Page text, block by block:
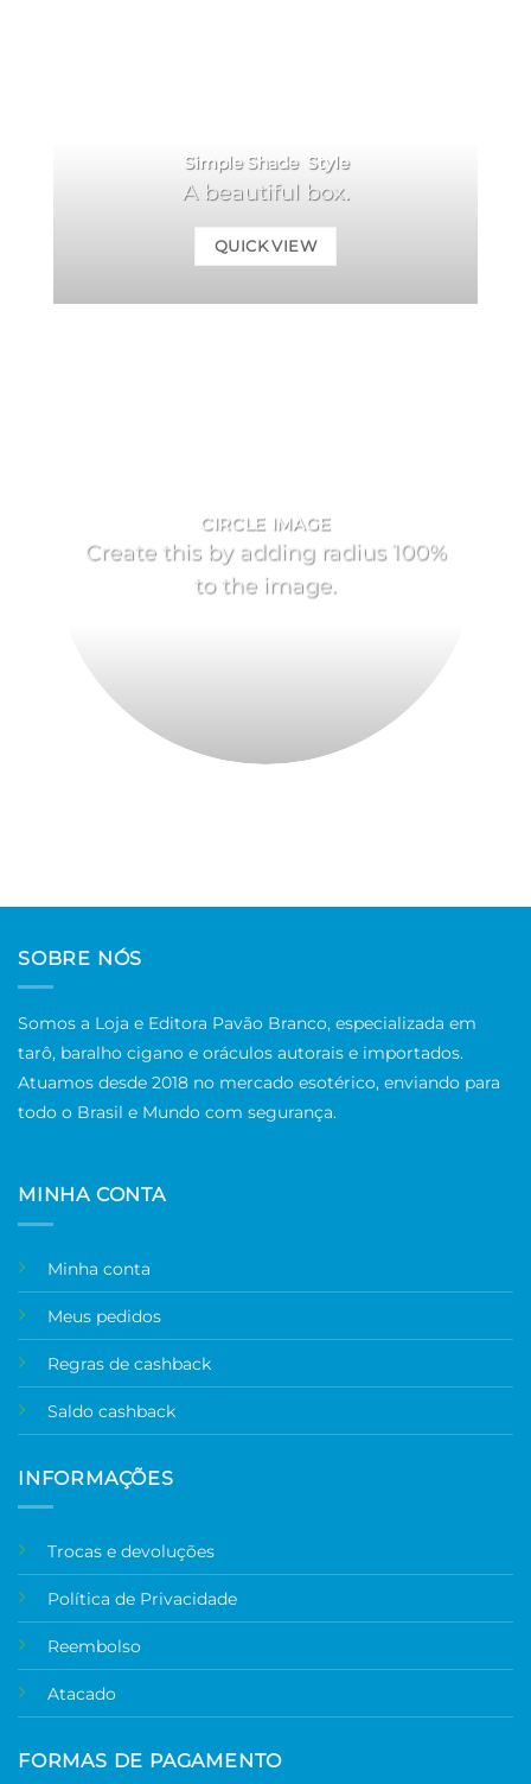
Simple Shade Style
A beautiful box.
QUICK VIEW
CIRCLE IMAGE
Create this by adding radius 100%
to the image.
SOBRE NÓS
Somos a Loja e Editora Pavão Branco, especializada em
tarô, baralho cigano e oráculos autorais e importados.
Atuamos desde 2018 no mercado esotérico, enviando para
todo o Brasil e Mundo com segurança.
MINHA CONTA
Minha conta
Meus pedidos
Regras de cashback
Saldo cashback
INFORMAÇÕES
Trocas e devoluções
Política de Privacidade
Reembolso
Atacado
FORMAS DE PAGAMENTO